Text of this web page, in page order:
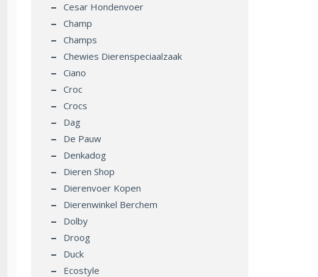
Cesar Hondenvoer
Champ
Champs
Chewies Dierenspeciaalzaak
Ciano
Croc
Crocs
Dag
De Pauw
Denkadog
Dieren Shop
Dierenvoer Kopen
Dierenwinkel Berchem
Dolby
Droog
Duck
Ecostyle